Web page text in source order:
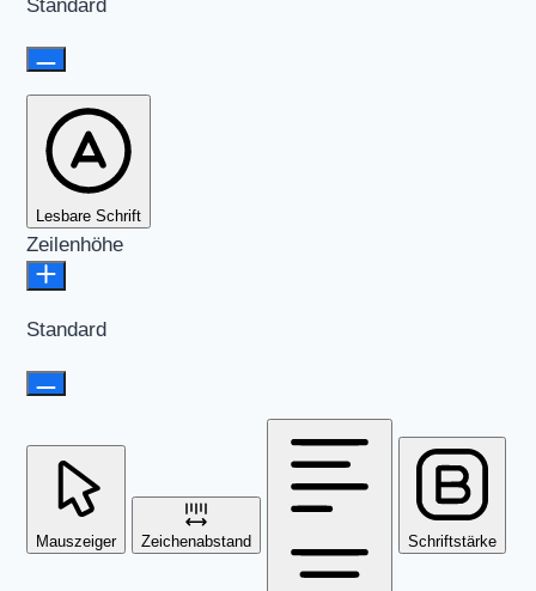
Standard
Lesbare Schrift
Zeilenhöhe
Standard
Mauszeiger Zeichenabstand Schriftstärke